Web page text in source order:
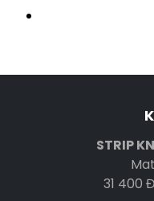
STRIP
31 400